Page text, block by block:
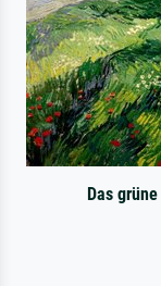
Das